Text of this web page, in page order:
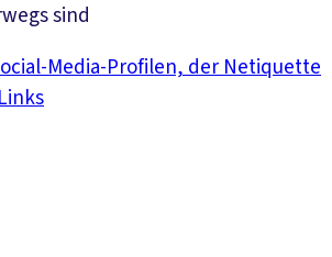
sind
Media-Profilen, der Netiquette